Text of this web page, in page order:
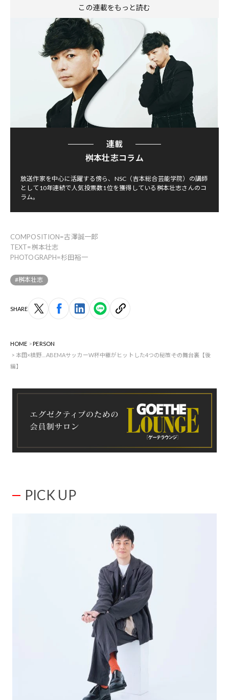
この連載をもっと読む
連載
桝本壮志コラム
放送作家を中心に活躍する傍ら、NSC（吉本総合芸能学院）の講師
として10年連続で人気投票数1位を獲得している桝本壮志さんのコ
ラム。
COMPOSITION=古澤誠一郎
TEXT=桝本壮志
PHOTOGRAPH=杉田裕一
#桝本壮志
SHARE
HOME
PERSON
本田×槙野…ABEMAサッカーW杯中継がヒットした4つの秘策――その舞台裏【後
編】
PICK UP